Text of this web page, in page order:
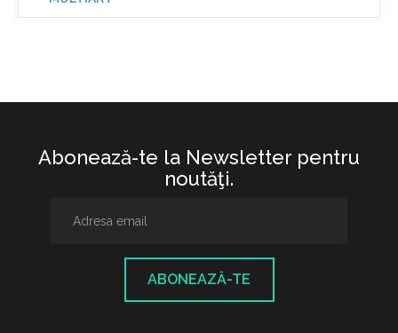
Abonează-te la Newsletter pentru
noutăţi.
ABONEAZĂ-TE